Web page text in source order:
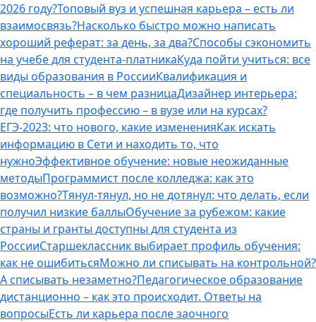
2026 году?Топовый вуз и успешная карьера – есть ли
взаимосвязь?Насколько быстро можно написать
хороший реферат: за день, за два?Способы сэкономить
на учебе для студента-платникаКуда пойти учиться: все
виды образования в РоссииКвалификация и
специальность – в чем разницаДизайнер интерьера:
где получить профессию – в вузе или на курсах?
ЕГЭ-2023: что нового, какие измененияКак искать
информацию в Сети и находить то, что
нужноЭффективное обучение: новые неожиданные
методыПрограммист после колледжа: как это
возможно?Тянул-тянул, но не дотянул: что делать, если
получил низкие баллыОбучение за рубежом: какие
страны и гранты доступны для студента из
РоссииСтаршеклассник выбирает профиль обучения:
как не ошибитьсяМожно ли списывать на контрольной?
А списывать незаметно?Педагогическое образование
дистанционно – как это происходит. Ответы на
вопросыЕсть ли карьера после заочного